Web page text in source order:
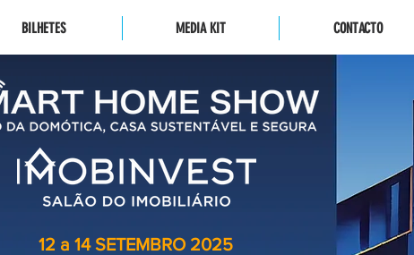
BILHETES MEDIA KIT CONTACTO
12 a 14 SETEMBRO 2025